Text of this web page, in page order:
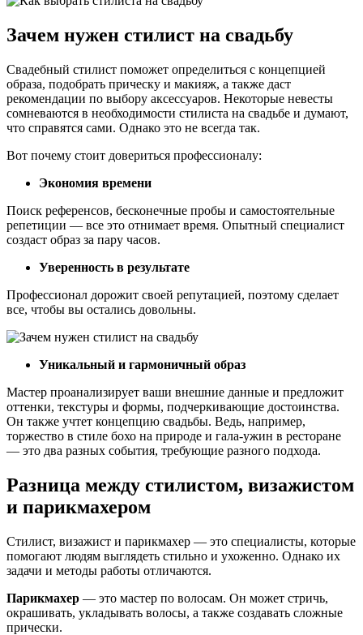
Зачем нужен стилист на свадьбу
Свадебный стилист поможет определиться с концепцией
образа, подобрать прическу и макияж, а также даст
рекомендации по выбору аксессуаров. Некоторые невесты
сомневаются в необходимости стилиста на свадьбе и думают,
что справятся сами. Однако это не всегда так.
Вот почему стоит довериться профессионалу:
Экономия времени
Поиск референсов, бесконечные пробы и самостоятельные
репетиции — все это отнимает время. Опытный специалист
создаст образ за пару часов.
Уверенность в результате
Профессионал дорожит своей репутацией, поэтому сделает
все, чтобы вы остались довольны.
Уникальный и гармоничный образ
Мастер проанализирует ваши внешние данные и предложит
оттенки, текстуры и формы, подчеркивающие достоинства.
Он также учтет концепцию свадьбы. Ведь, например,
торжество в стиле бохо на природе и гала-ужин в ресторане
— это два разных события, требующие разного подхода.
Разница между стилистом, визажистом
и парикмахером
Стилист, визажист и парикмахер — это специалисты, которые
помогают людям выглядеть стильно и ухоженно. Однако их
задачи и методы работы отличаются.
Парикмахер — это мастер по волосам. Он может стричь,
окрашивать, укладывать волосы, а также создавать сложные
прически.